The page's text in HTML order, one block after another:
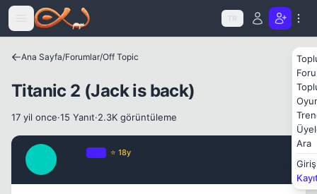
Icerige atla
TR
Ara
Giriş
Ana Sayfa/Forumlar/Off Topic
Titanic 2 (Jack is back)
17 yil once·15 Yanıt·2.3K görüntüleme
⭐ 18y
Kapat